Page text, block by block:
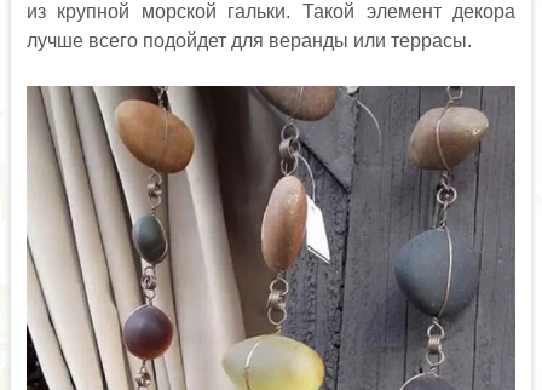
из крупной морской гальки. Такой элемент декора
лучше всего подойдет для веранды или террасы.